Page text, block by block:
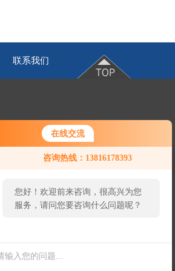
在线交流
咨询热线：13816178393
您好！欢迎前来咨询，很高兴为您
服务，请问您要咨询什么问题呢？
联系我们